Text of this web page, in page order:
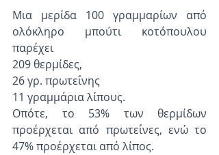
Μια μερίδα 100 γραμμαρίων από
ολόκληρο μπούτι κοτόπουλου
παρέχει
209 θερμίδες,
26 γρ. πρωτεΐνης
11 γραμμάρια λίπους.
Οπότε, το 53% των θερμίδων
προέρχεται από πρωτεΐνες, ενώ το
47% προέρχεται από λίπος.